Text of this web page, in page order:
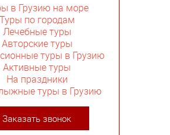
в Грузию на море
Туры по городам
Лечебные туры
Авторские туры
туры в Грузию
Активные туры
На праздники
туры в Грузию
Заказать звонок